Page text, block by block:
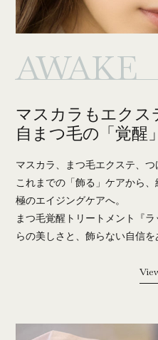
AWAKE
マスカラもエクス
自まつ毛の「覚醒
マスカラ、まつ毛エクステ、つ
これまでの「飾る」ケアから
極のエイジングケアへ。
まつ毛覚醒トリートメント『
らの美しさと、飾らない自信を